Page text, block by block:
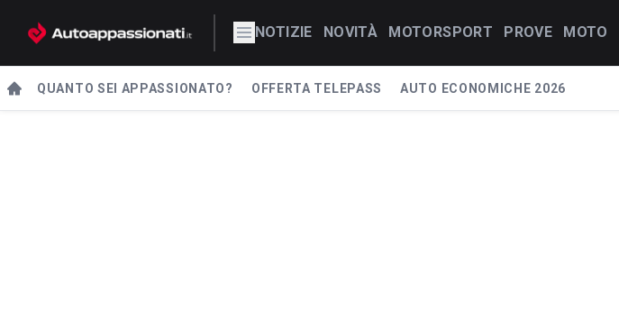
NOTIZIE NOVITÀ MOTORSPORT PROVE MOTO
QUANTO SEI APPASSIONATO? OFFERTA TELEPASS AUTO ECONOMICHE 2026